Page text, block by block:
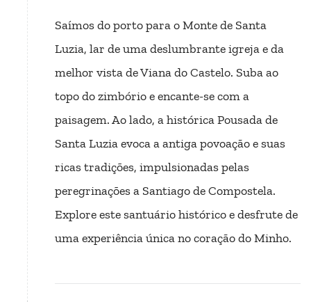
Saímos do porto para o Monte de Santa
Luzia, lar de uma deslumbrante igreja e da
melhor vista de Viana do Castelo. Suba ao
topo do zimbório e encante-se com a
paisagem. Ao lado, a histórica Pousada de
Santa Luzia evoca a antiga povoação e suas
ricas tradições, impulsionadas pelas
peregrinações a Santiago de Compostela.
Explore este santuário histórico e desfrute de
uma experiência única no coração do Minho.